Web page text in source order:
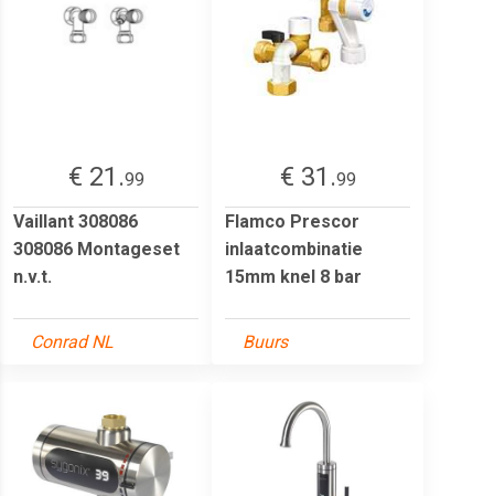
€ 21.99
Vaillant 308086
308086 Montageset
n.v.t.
Conrad NL
€ 31.99
Flamco Prescor
inlaatcombinatie
15mm knel 8 bar
Buurs